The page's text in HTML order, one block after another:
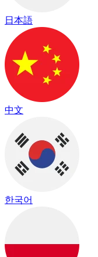
日本語
中文
한국어